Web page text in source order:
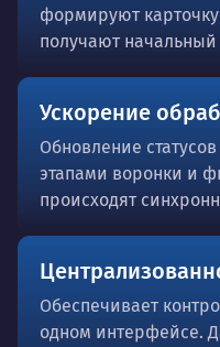
формируют карточку
получают начальный
Ускорение
Обновление
этапами воронки и
происходят
Обеспечивает
одном интерфейсе.